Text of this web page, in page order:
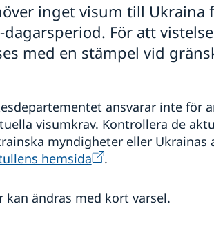
inget visum till Ukraina
För att
med en stämpel vid
ansvarar inte för
visumkrav. Kontrollera de
myndigheter eller Ukrainas
hemsida .
ändras med kort varsel.